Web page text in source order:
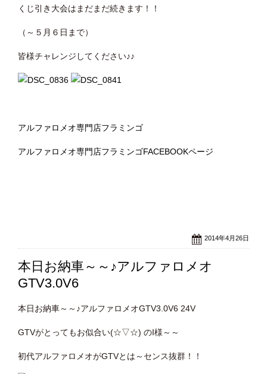
くじ引き大会はまだまだ続きます！！
（～５月６日まで）
皆様チャレンジしてください♪♪
アルファロメオ専門店フラミンゴ
アルファロメオ専門店フラミンゴFACEBOOKページ
2014年4月26日
本日お納車～～♪アルファロメオ
GTV3.0V6
本日お納車～～♪アルファロメオGTV3.0V6 24V
GTVがとってもお似合い(☆▽☆) のI様～～
初代アルファロメオがGTVとは～センス抜群！！